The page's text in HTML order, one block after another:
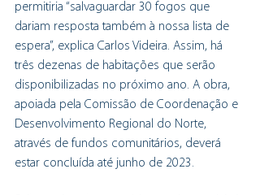
permitiria “salvaguardar 30 fogos que
dariam resposta também à nossa lista de
espera”, explica Carlos Videira. Assim, há
três dezenas de habitações que serão
disponibilizadas no próximo ano. A obra,
apoiada pela Comissão de Coordenação e
Desenvolvimento Regional do Norte,
através de fundos comunitários, deverá
estar concluída até junho de 2023.